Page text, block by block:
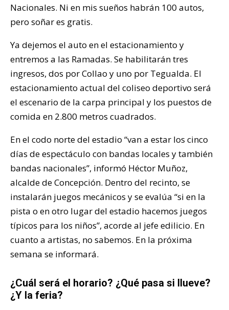
Nacionales. Ni en mis sueños habrán 100 autos,
pero soñar es gratis.
Ya dejemos el auto en el estacionamiento y
entremos a las Ramadas. Se habilitarán tres
ingresos, dos por Collao y uno por Tegualda. El
estacionamiento actual del coliseo deportivo será
el escenario de la carpa principal y los puestos de
comida en 2.800 metros cuadrados.
En el codo norte del estadio “van a estar los cinco
días de espectáculo con bandas locales y también
bandas nacionales”, informó Héctor Muñoz,
alcalde de Concepción. Dentro del recinto, se
instalarán juegos mecánicos y se evalúa “si en la
pista o en otro lugar del estadio hacemos juegos
típicos para los niños”, acorde al jefe edilicio. En
cuanto a artistas, no sabemos. En la próxima
semana se informará.
¿Cuál será el horario? ¿Qué pasa si llueve?
¿Y la feria?